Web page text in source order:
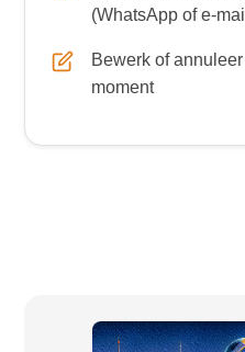
(WhatsApp of e-
Bewerk of
moment